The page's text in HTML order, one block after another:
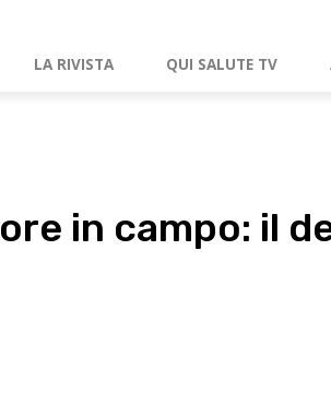
LA RIVISTA QUI SALUTE TV
in campo: il